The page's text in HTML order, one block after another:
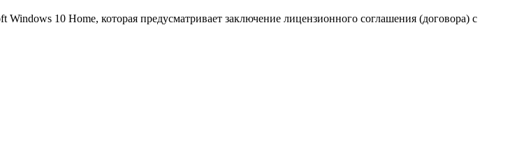
10 Home, которая предусматривает заключение лицензионного соглашения (договора) с